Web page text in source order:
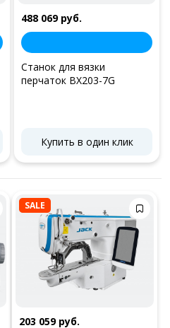
488 069 руб.
Станок для вязки
перчаток BX203-7G
Купить в один клик
SALE
203 059 руб.